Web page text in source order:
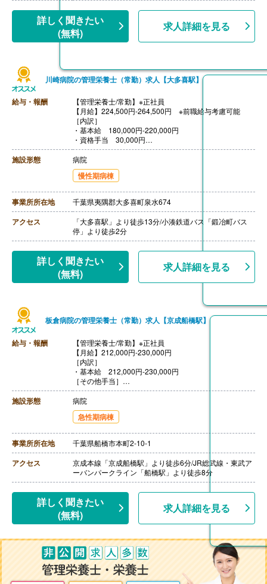
詳しく聞きたい
(無料)
求人詳細を見る
川崎病院の管理栄養士（常勤）求人【大多喜駅】
給与・報酬
【管理栄養士/常勤】※正社員
【月給】224,500円-264,500円 ※前職給与考慮可能
［内訳］
・基本給 180,000円-220,000円
・資格手当 30,000円
・ベア手当 14,500円
【賞与】年2回（計2.80ヶ月分）※前年度実績
【通勤手当】あり（上限31,500円/月）
【昇給】あり（1-1.5%）※前年度実績
施設形態 病院
慢性期病棟
事業所所在地 千葉県夷隅郡大多喜町泉水674
アクセス
「大多喜駅」より徒歩13分/小湊鉄道バス「鍛冶町バス
停」より徒歩2分
詳しく聞きたい
(無料)
求人詳細を見る
板倉病院の管理栄養士（常勤）求人【京成船橋駅】
給与・報酬
【管理栄養士/常勤】※正社員
【月給】212,000円-230,000円
［内訳］
・基本給 212,000円‐230,000円
［その他手当］
・住宅手当
・扶養手当
【賞与】年2回（計3.00ヶ月分）※前年度実績
【通勤手当】あり
【退職金】あり※退職金形成手当を支給
施設形態 病院
急性期病棟
事業所所在地 千葉県船橋市本町2-10-1
アクセス
京成本線「京成船橋駅」より徒歩6分/JR総武線・東武ア
ーバンパークライン「船橋駅」より徒歩8分
詳しく聞きたい
(無料)
求人詳細を見る